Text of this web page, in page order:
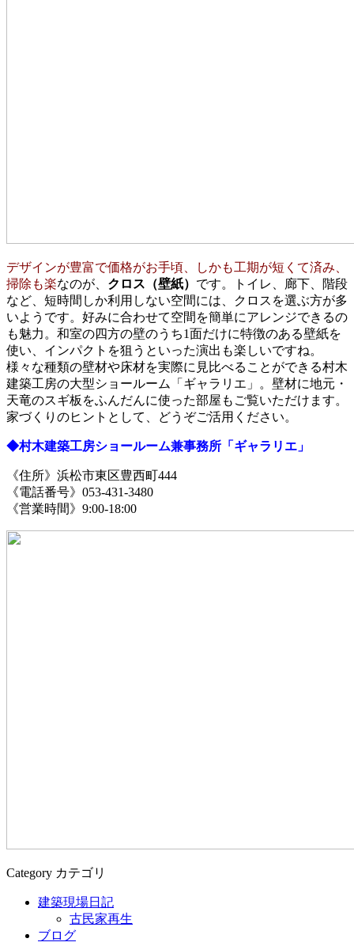
デザインが豊富で価格がお手頃、しかも工期が短くて済み、
掃除も楽なのが、 クロス（壁紙） です。トイレ、廊下、階段
など、短時間しか利用しない空間には、クロスを選ぶ方が多
いようです。好みに合わせて空間を簡単にアレンジできるの
も魅力。和室の四方の壁のうち1面だけに特徴のある壁紙を
使い、インパクトを狙うといった演出も楽しいですね。
様々な種類の壁材や床材を実際に見比べることができる村木
建築工房の大型ショールーム「ギャラリエ」。壁材に地元・
天竜のスギ板をふんだんに使った部屋もご覧いただけます。
家づくりのヒントとして、どうぞご活用ください。
◆村木建築工房ショールーム兼事務所「ギャラリエ」
《住所》浜松市東区豊西町444
《電話番号》053-431-3480
《営業時間》9:00-18:00
Category カテゴリ
建築現場日記
古民家再生
ブログ